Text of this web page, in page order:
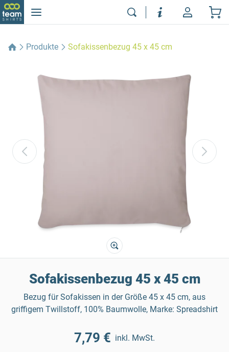
Produkte Sofakissenbezug 45 x 45 cm
Sofakissenbezug 45 x 45 cm
Bezug für Sofakissen in der Größe 45 x 45 cm, aus
griffigem Twillstoff, 100% Baumwolle, Marke: Spreadshirt
7,79 € inkl. MwSt.